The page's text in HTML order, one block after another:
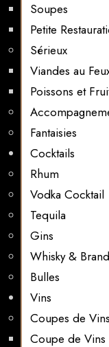
Soupes
Petite
Sérieux
Viandes au
Poissons et
Fantaisies
Cocktails
Rhum
Vodka Cocktail
Tequila
Gins
Whisky &
Bulles
Vins
Coupes de Vins
Coupe de Vins